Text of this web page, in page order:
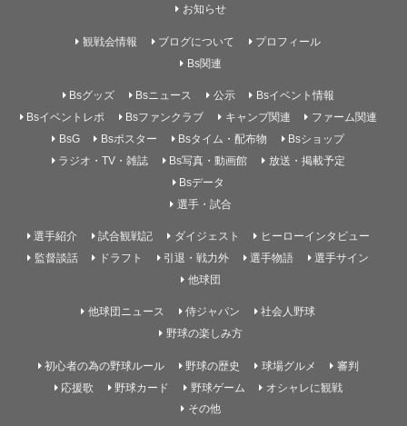
お知らせ
観戦会情報 ブログについて
プロフィール
Bs関連
Bsグッズ Bsニュース 公示
Bsイベント情報
Bsイベントレポ
Bsファンクラブ キャンプ関連
ファーム関連
BsG
Bsポスター Bsタイム・配布物
Bsショップ
ラジオ・TV・雑誌
Bs写真・動画館
放送・掲載予定
Bsデータ
選手・試合
選手紹介 試合観戦記 ダイジェスト
ヒーローインタビュー
監督談話
ドラフト 引退・戦力外 選手物語
選手サイン
他球団
他球団ニュース 侍ジャパン
社会人野球
野球の楽しみ方
初心者の為の野球ルール 野球の歴史 球場グルメ
審判
応援歌
野球カード 野球ゲーム
オシャレに観戦
その他